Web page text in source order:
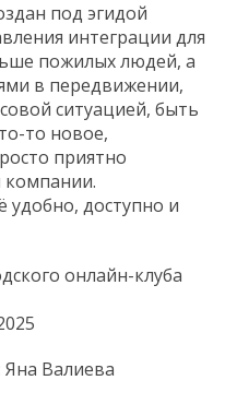
под эгидой
интеграции для
пожилых людей, а
в передвижении,
ситуацией, быть
то новое,
приятно
компании.
удобно, доступно и
онлайн-клуба
Яна Валиева